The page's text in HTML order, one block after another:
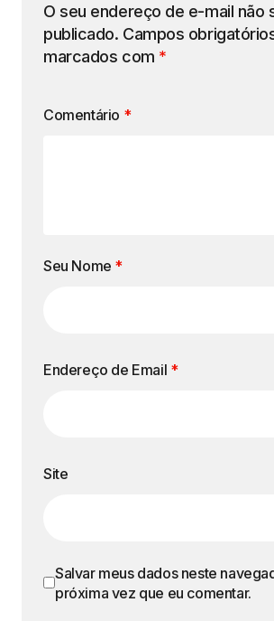
O seu endereço de e-mail não
publicado. Campos
marcados com *
Comentário *
Seu Nome *
Endereço de Email *
Site
Salvar meus dados neste
próxima vez que eu comentar.